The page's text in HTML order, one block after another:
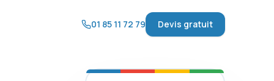
01 85 11 72 79 Devis gratuit